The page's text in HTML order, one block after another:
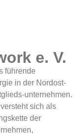
e. V.
führende
in der Nordost-
unternehmen.
sich als
der